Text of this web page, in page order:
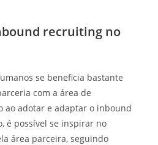
recruiting no
se beneficia bastante
com a área de
ao adotar e adaptar o inbound
é possível se inspirar no
área parceira, seguindo